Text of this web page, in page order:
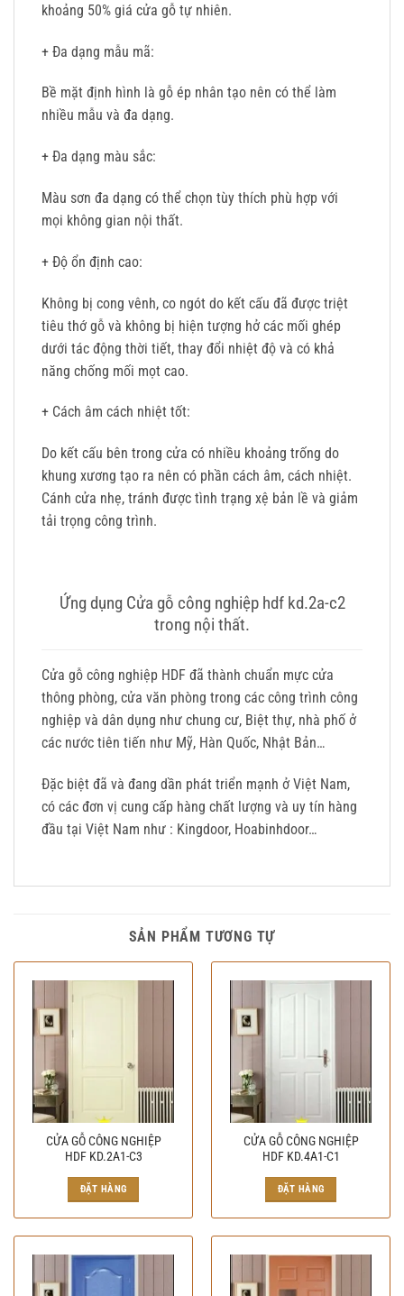
khoảng 50% giá cửa gỗ tự nhiên.
+ Đa dạng mẫu mã:
Bề mặt định hình là gỗ ép nhân tạo nên có thể làm
nhiều mẫu và đa dạng.
+ Đa dạng màu sắc:
Màu sơn đa dạng có thể chọn tùy thích phù hợp với
mọi không gian nội thất.
+ Độ ổn định cao:
Không bị cong vênh, co ngót do kết cấu đã được triệt
tiêu thớ gỗ và không bị hiện tượng hở các mối ghép
dưới tác động thời tiết, thay đổi nhiệt độ và có khả
năng chống mối mọt cao.
+ Cách âm cách nhiệt tốt:
Do kết cấu bên trong cửa có nhiều khoảng trống do
khung xương tạo ra nên có phần cách âm, cách nhiệt.
Cánh cửa nhẹ, tránh được tình trạng xệ bản lề và giảm
tải trọng công trình.
Ứng dụng Cửa gỗ công nghiệp hdf kd.2a-c2
trong nội thất.
Cửa gỗ công nghiệp HDF đã thành chuẩn mực cửa
thông phòng, cửa văn phòng trong các công trình công
nghiệp và dân dụng như chung cư, Biệt thự, nhà phố ở
các nước tiên tiến như Mỹ, Hàn Quốc, Nhật Bản…
Đặc biệt đã và đang dần phát triển mạnh ở Việt Nam,
có các đơn vị cung cấp hàng chất lượng và uy tín hàng
đầu tại Việt Nam như : Kingdoor, Hoabinhdoor…
SẢN PHẨM TƯƠNG TỰ
CỬA GỖ CÔNG NGHIỆP
HDF KD.2A1-C3
ĐẶT HÀNG
CỬA GỖ CÔNG NGHIỆP
HDF KD.4A1-C1
ĐẶT HÀNG